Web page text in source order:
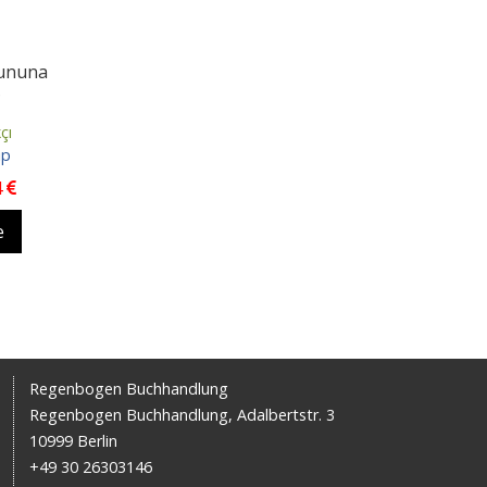
Regenbogen Buchhandlung
Regenbogen Buchhandlung, Adalbertstr. 3
10999 Berlin
+49 30 26303146